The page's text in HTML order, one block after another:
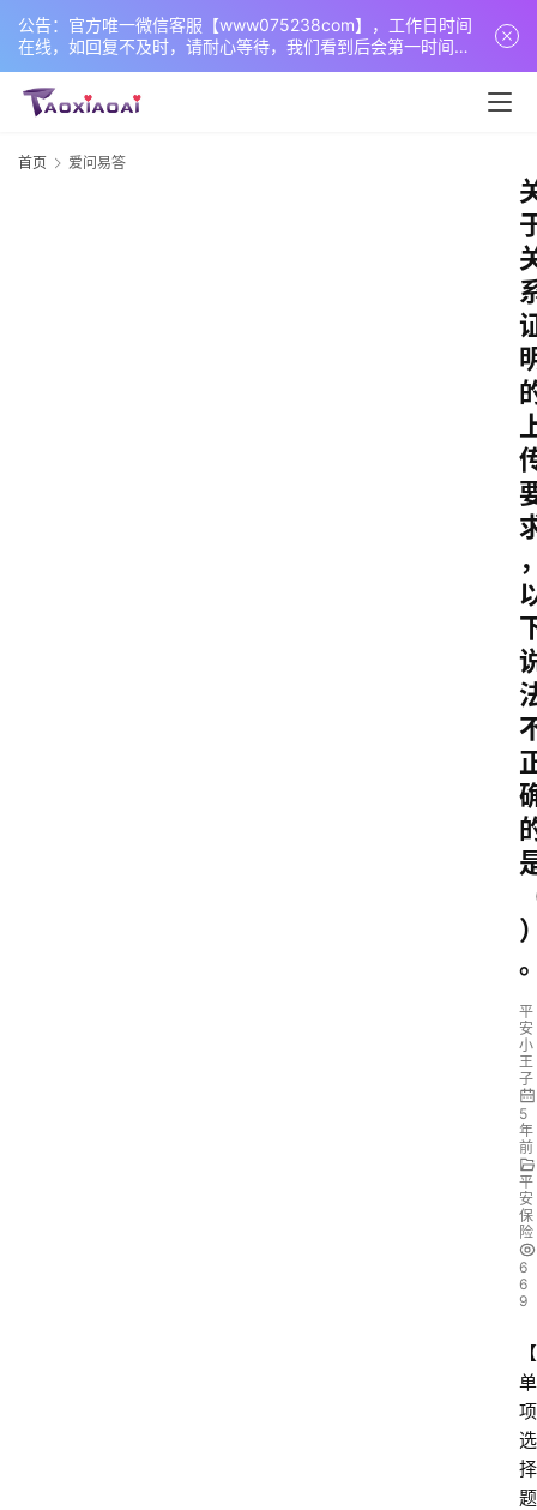
公告：官方唯一微信客服【www075238com】，工作日时间
在线，如回复不及时，请耐心等待，我们看到后会第一时间回
复您！
首页 爱问易答
平
安
小
王
子
5
年
前
平
安
保
险
6
6
9
【
单
项
选
择
题